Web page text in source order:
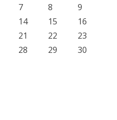
7 8
9
14 15
16
21 22
23
28 29
30